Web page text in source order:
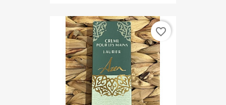
favorite_border